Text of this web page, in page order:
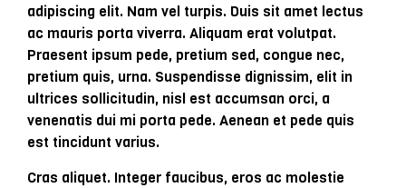
adipiscing elit. Nam vel turpis. Duis sit amet lectus
ac mauris porta viverra. Aliquam erat volutpat.
Praesent ipsum pede, pretium sed, congue nec,
pretium quis, urna. Suspendisse dignissim, elit in
ultrices sollicitudin, nisl est accumsan orci, a
venenatis dui mi porta pede. Aenean et pede quis
est tincidunt varius.
Cras aliquet. Integer faucibus, eros ac molestie